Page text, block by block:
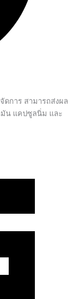
ดการ สามารถส่งผล
น แคปซูลนิ่ม และ